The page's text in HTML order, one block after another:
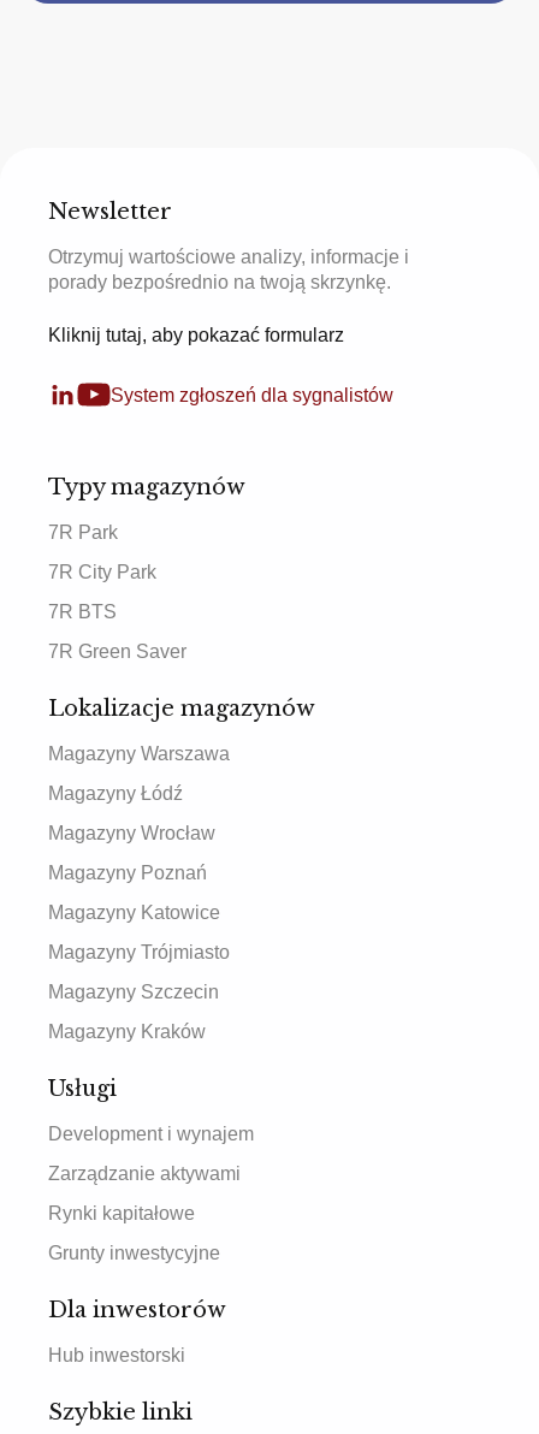
Newsletter
Otrzymuj wartościowe analizy, informacje i
porady bezpośrednio na twoją skrzynkę.
Kliknij tutaj, aby pokazać formularz
System zgłoszeń dla sygnalistów
Typy magazynów
7R Park
7R City Park
7R BTS
7R Green Saver
Lokalizacje magazynów
Magazyny Warszawa
Magazyny Łódź
Magazyny Wrocław
Magazyny Poznań
Magazyny Katowice
Magazyny Trójmiasto
Magazyny Szczecin
Magazyny Kraków
Usługi
Development i wynajem
Zarządzanie aktywami
Rynki kapitałowe
Grunty inwestycyjne
Dla inwestorów
Hub inwestorski
Szybkie linki